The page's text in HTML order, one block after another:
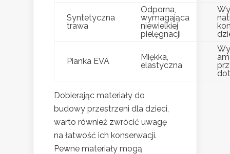
Syntetyczna
trawa
Odporna,
wymagająca
niewielkiej
pielęgnacji
Pianka EVA
Miękka,
elastyczna
Dobierając materiały do
budowy przestrzeni dla dzieci,
warto również zwrócić uwagę
na łatwość ich konserwacji.
Pewne materiały mogą